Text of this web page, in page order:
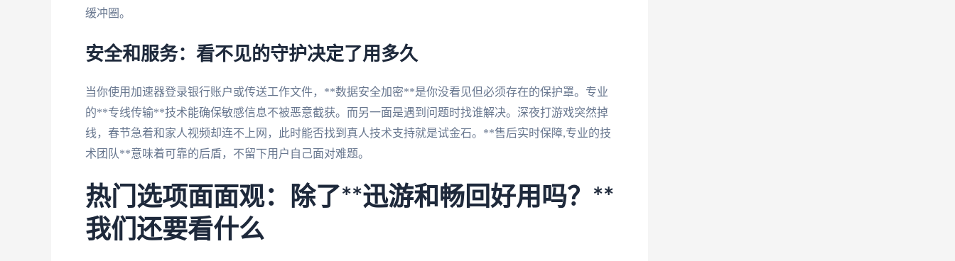
缓冲圈。
安全和服务：看不见的守护决定了用多久
当你使用加速器登录银行账户或传送工作文件，**数据安全加密**是你没看见但必须存在的保护罩。专业
的**专线传输**技术能确保敏感信息不被恶意截获。而另一面是遇到问题时找谁解决。深夜打游戏突然掉
线，春节急着和家人视频却连不上网，此时能否找到真人技术支持就是试金石。**售后实时保障,专业的技
术团队**意味着可靠的后盾，不留下用户自己面对难题。
热门选项面面观：除了**迅游和畅回好用吗？**
我们还要看什么